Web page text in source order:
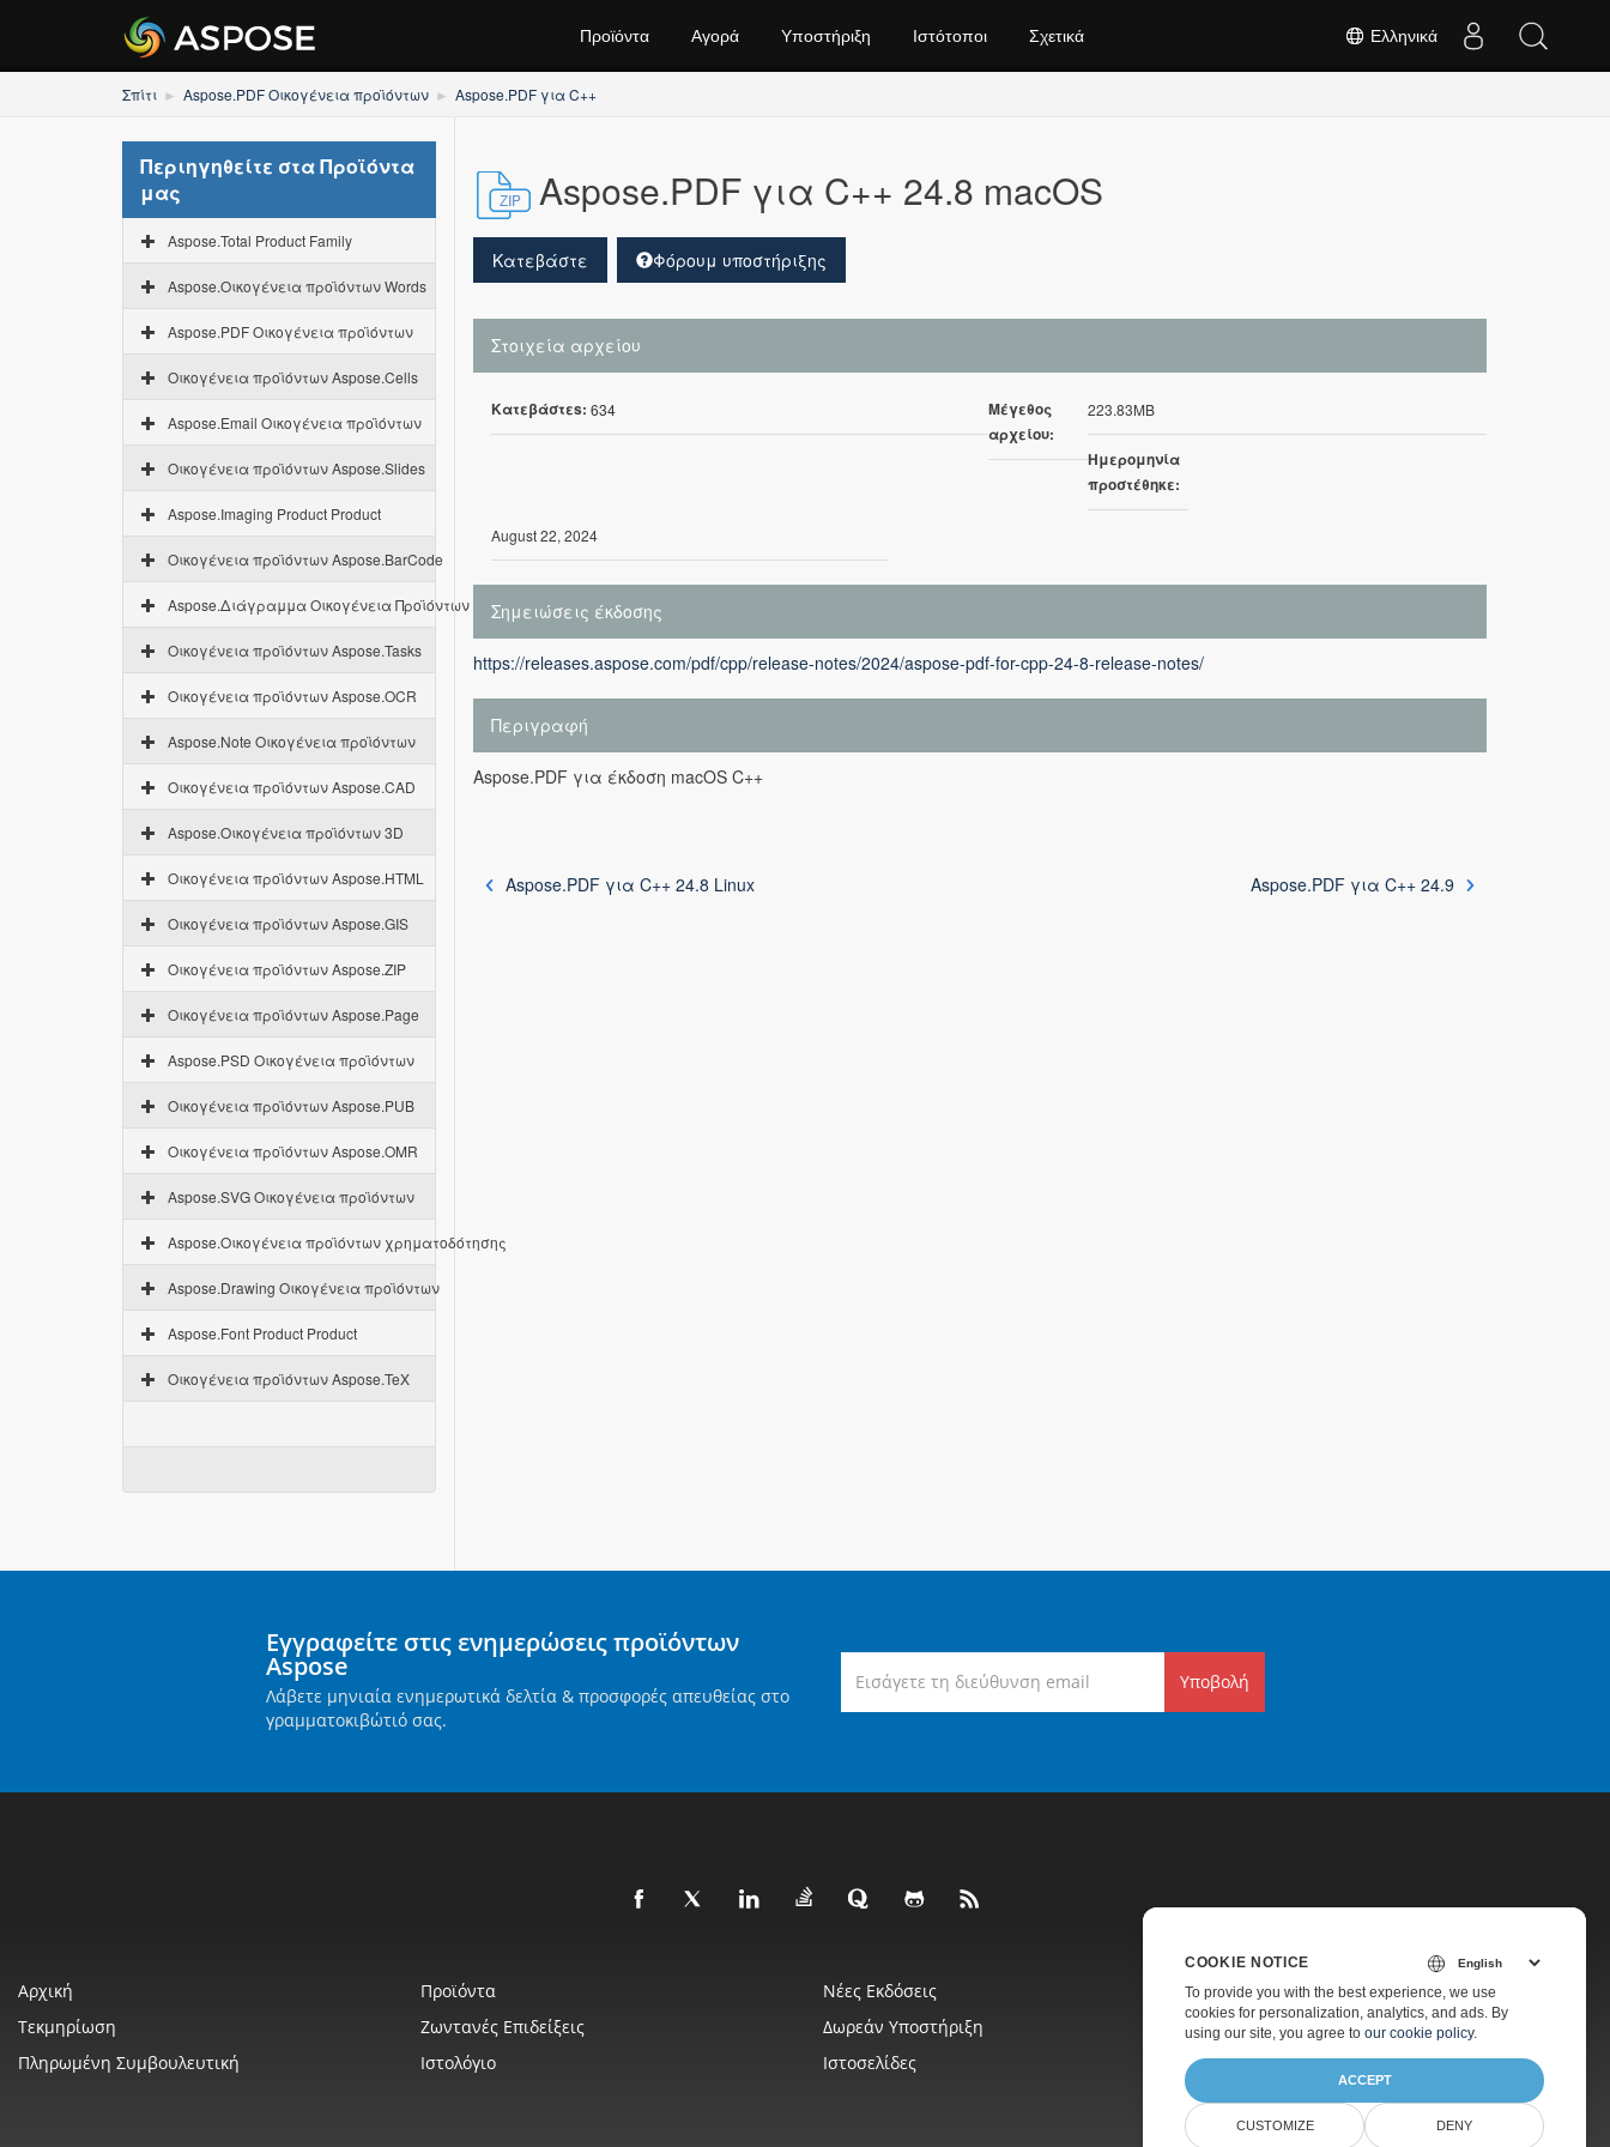
Ελληνικά
Προϊόντα Αγορά Υποστήριξη Ιστότοποι Σχετικά
Σπίτι Aspose.PDF Οικογένεια προϊόντων Aspose.PDF για C++
Περιηγηθείτε στα Προϊόντα
μας
Aspose.Total Product Family
Aspose.Οικογένεια προϊόντων Words
Aspose.PDF Οικογένεια προϊόντων
Οικογένεια προϊόντων Aspose.Cells
Aspose.Email Οικογένεια προϊόντων
Οικογένεια προϊόντων Aspose.Slides
Aspose.Imaging Product Product
Οικογένεια προϊόντων Aspose.BarCode
Aspose.Διάγραμμα Οικογένεια Προϊόντων
Οικογένεια προϊόντων Aspose.Tasks
Οικογένεια προϊόντων Aspose.OCR
Aspose.Note Οικογένεια προϊόντων
Οικογένεια προϊόντων Aspose.CAD
Aspose.Οικογένεια προϊόντων 3D
Οικογένεια προϊόντων Aspose.HTML
Οικογένεια προϊόντων Aspose.GIS
Οικογένεια προϊόντων Aspose.ZIP
Οικογένεια προϊόντων Aspose.Page
Aspose.PSD Οικογένεια προϊόντων
Οικογένεια προϊόντων Aspose.PUB
Οικογένεια προϊόντων Aspose.OMR
Aspose.SVG Οικογένεια προϊόντων
Aspose.Οικογένεια προϊόντων χρηματοδότησης
Aspose.Drawing Οικογένεια προϊόντων
Aspose.Font Product Product
Οικογένεια προϊόντων Aspose.TeX
Aspose.PDF για C++ 24.8 macOS
Κατεβάστε Φόρουμ υποστήριξης
Στοιχεία αρχείου
Κατεβάστεs: 634
Μέγεθος
αρχείου:
223.83MB
Ημερομηνία
προστέθηκε:
August 22, 2024
Σημειώσεις έκδοσης
https://releases.aspose.com/pdf/cpp/release-notes/2024/aspose-pdf-for-cpp-24-8-release-notes/
Περιγραφή
Aspose.PDF για έκδοση macOS C++
Aspose.PDF για C++ 24.8 Linux Aspose.PDF για C++ 24.9
Εγγραφείτε στις ενημερώσεις προϊόντων
Aspose
Λάβετε μηνιαία ενημερωτικά δελτία & προσφορές απευθείας στο
γραμματοκιβώτιό σας.
Υποβολή
Αρχική Προϊόντα Νέες Εκδόσεις
Τιμολόγηση
Τεκμηρίωση
Ζωντανές Επιδείξεις Δωρεάν Υποστήριξη
Πληρωμένη Υποστήριξη
Πληρωμένη Συμβουλευτική
Ιστολόγιο Ιστοσελίδες Σχετικά
COOKIE NOTICE
To provide you with the best experience, we use
cookies for personalization, analytics, and ads. By
using our site, you agree to our cookie policy.
ACCEPT
CUSTOMIZE DENY